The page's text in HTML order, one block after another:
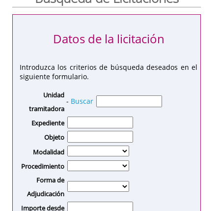
Introduzca los criterios de búsqueda deseados en el
siguiente formulario.
Datos de la licitación
Unidad
tramitadora
- Buscar
Expediente
Objeto
Modalidad
Procedimiento
Forma de
Adjudicación
Importe desde